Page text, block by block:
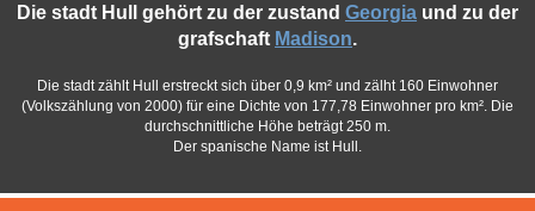
Die stadt Hull gehört zu der zustand Georgia und zu der
grafschaft Madison.
Die stadt zählt Hull erstreckt sich über 0,9 km² und zälht 160 Einwohner
(Volkszählung von 2000) für eine Dichte von 177,78 Einwohner pro km². Die
durchschnittliche Höhe beträgt 250 m.
Der spanische Name ist Hull.